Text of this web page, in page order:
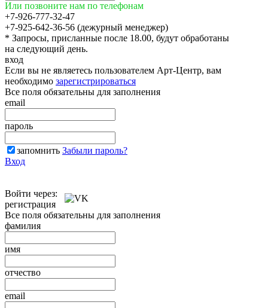
Или позвоните нам по телефонам
+7-926-777-32-47
+7-925-642-36-56 (дежурный менеджер)
* Запросы, присланные после 18.00, будут обработаны
на следующий день.
вход
Если вы не являетесь пользователем Арт-Центр, вам
необходимо зарегистрироваться
Все поля обязательны для заполнения
email
пароль
запомнить Забыли пароль?
Вход
Войти через:
регистрация
Все поля обязательны для заполнения
фамилия
имя
отчество
email